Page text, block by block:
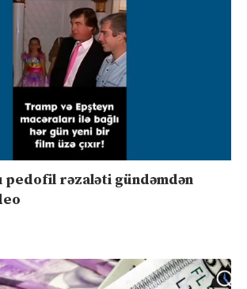
pedofil rəzaləti gündəmdən